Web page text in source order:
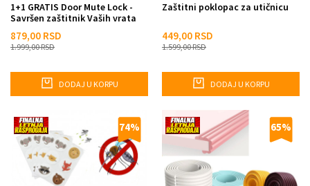
1+1 GRATIS Door Mute Lock -
Savršen zaštitnik Vaših vrata
879,00 RSD
1.999,00RSD
DODAJ U KORPU
Zaštitni poklopac za utičnicu
449,00 RSD
1.599,00RSD
DODAJ U KORPU
74% 65%